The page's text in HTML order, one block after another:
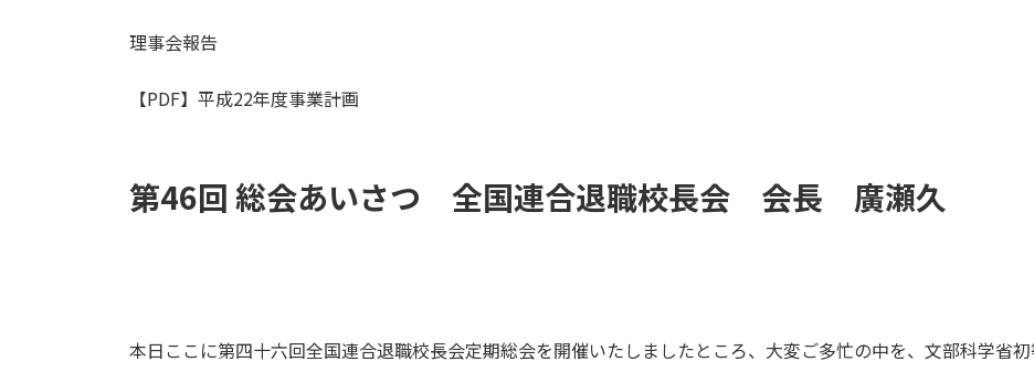
理事会報告
【PDF】平成22年度事業計画
第46回 総会あいさつ 全国連合退職校長会 会長 廣瀬久
本日ここに第四十六回全国連合退職校長会定期総会を開催いたしましたところ、大変ご多忙の中を、文部科学省